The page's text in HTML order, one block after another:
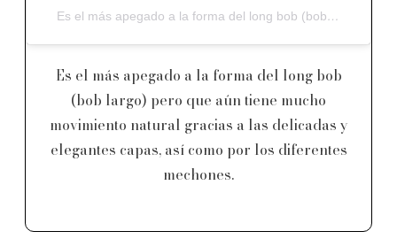
Es el más apegado a la forma del long bob (bob largo) pero que aún tiene mucho movimiento natural gracias a las delicadas y elegantes capas, así como por los diferentes mechones.
Es el más apegado a la forma del long bob
(bob largo) pero que aún tiene mucho
movimiento natural gracias a las delicadas y
elegantes capas, así como por los diferentes
mechones.